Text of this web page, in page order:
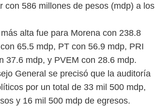
con 586 millones de pesos (mdp) a los
alta fue para Morena con 238.8
65.5 mdp, PT con 56.9 mdp, PRI
37.6 mdp, y PVEM con 28.6 mdp.
General se precisó que la auditoría
por un total de 33 mil 500 mdp,
y 16 mil 500 mdp de egresos.